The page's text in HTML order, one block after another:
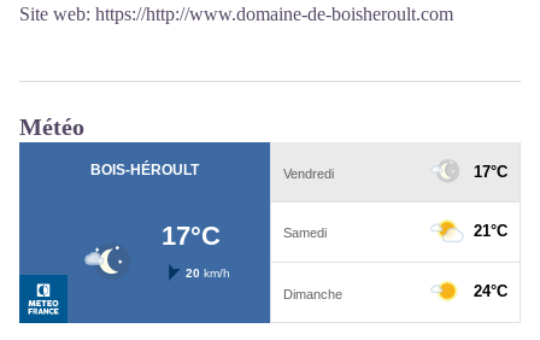
Site web: https://http://www.domaine-de-boisheroult.com
Météo